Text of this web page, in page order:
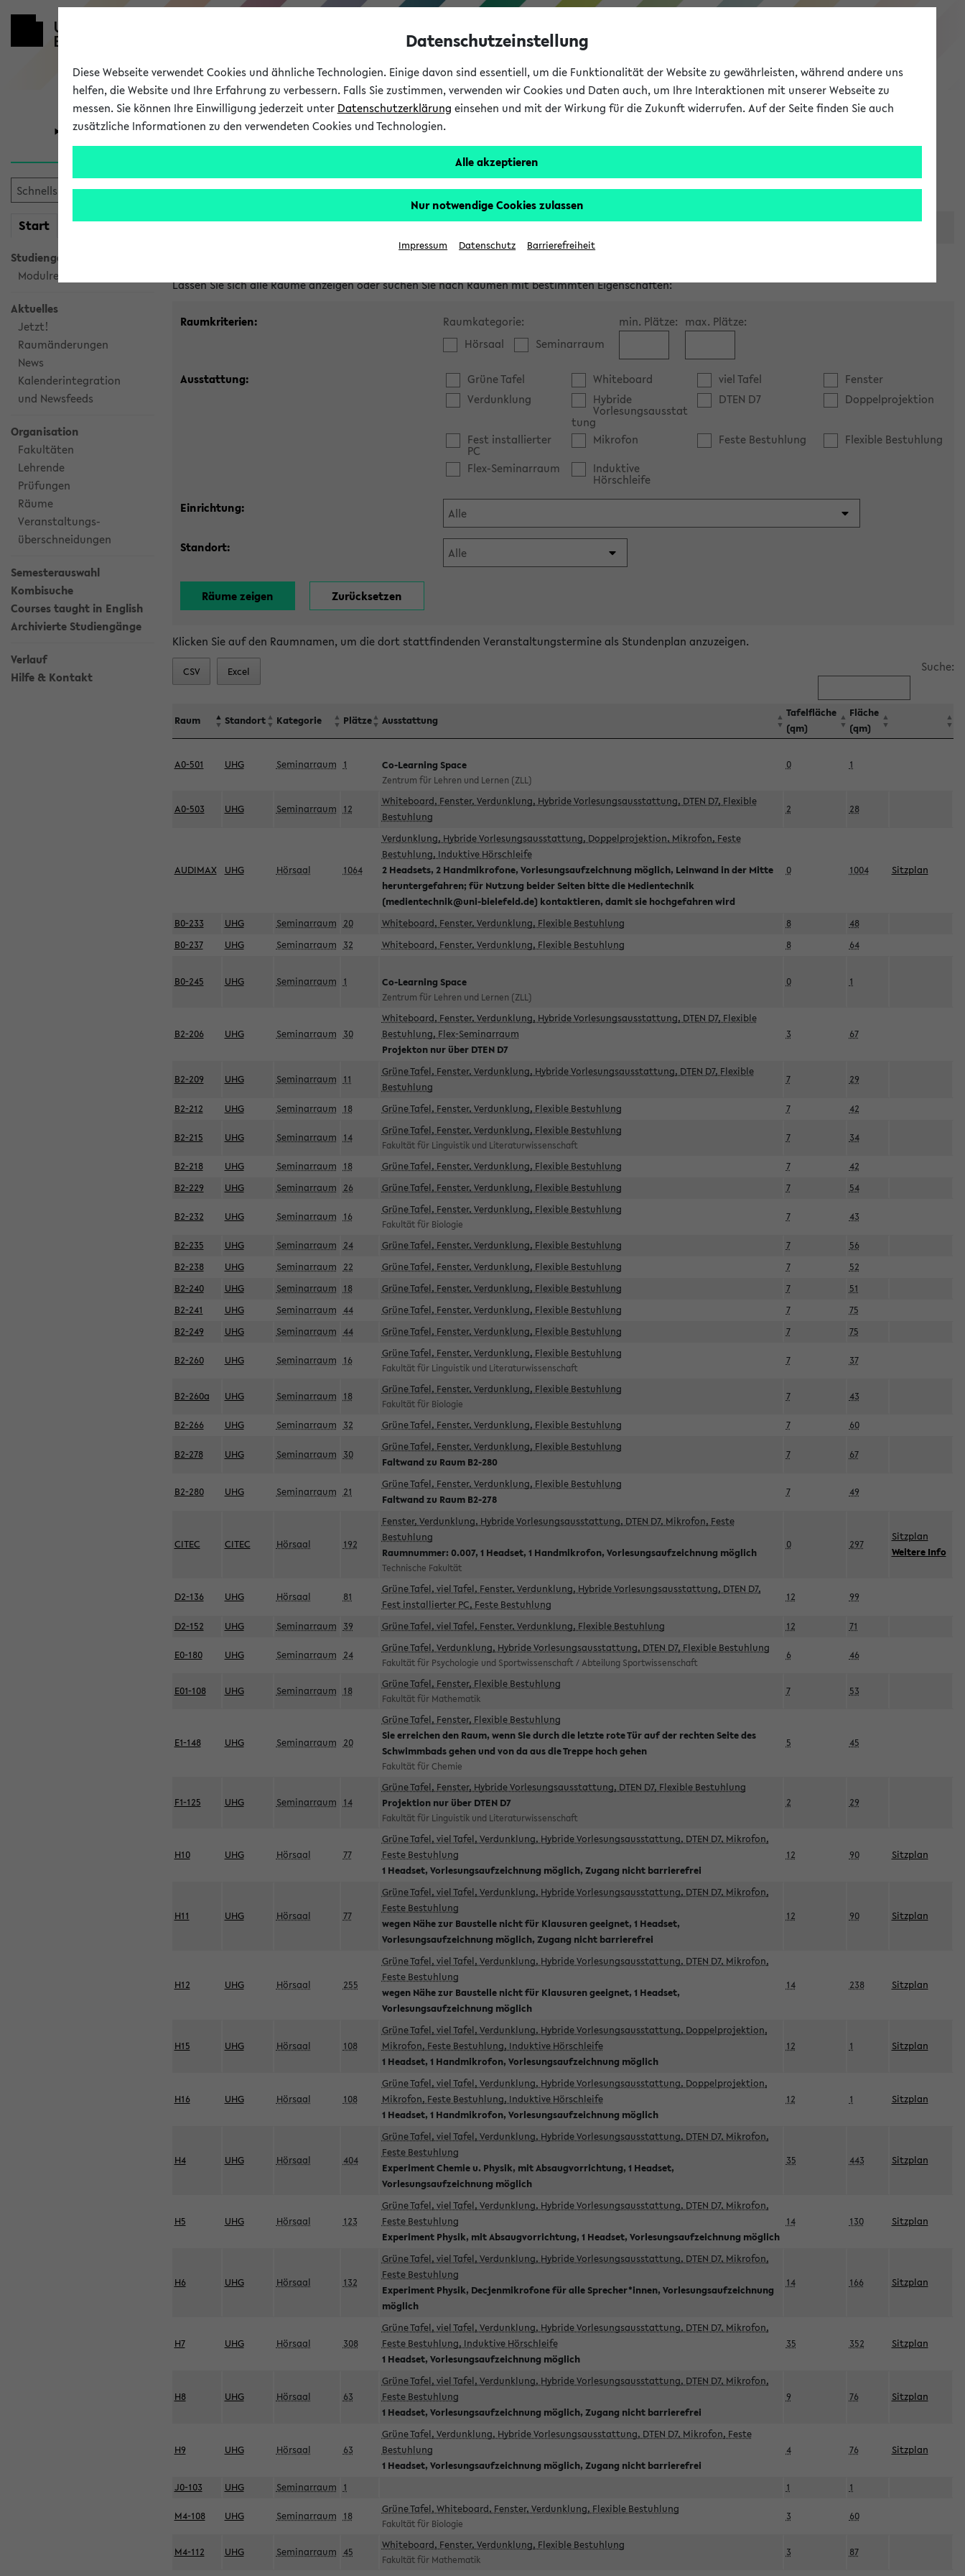
eKVV
Universität Forschung Studium
Start meineKVV
Studiengangsauswahl
Modulrecherche
Aktuelles
Jetzt!
Raumänderungen
News
Kalenderintegration
und Newsfeeds
Organisation
Fakultäten
Lehrende
Prüfungen
Räume
Veranstaltungs-
überschneidungen
Semesterauswahl
Kombisuche
Courses taught in English
Archivierte Studiengänge
Verlauf
Hilfe & Kontakt
Im eKVV verwaltete Räume
Lassen Sie sich alle Räume anzeigen oder suchen Sie nach Räumen mit bestimmten Eigenschaften:
Raumkriterien:
Raumkategorie:
Hörsaal
Seminarraum
min. Plätze: max. Plätze:
Ausstattung: Grüne Tafel Whiteboard viel Tafel
Fenster
Verdunklung
Hybride
Vorlesungsausstat
tung
DTEN D7 Doppelprojektion
Fest installierter
PC
Mikrofon Feste Bestuhlung
Flexible Bestuhlung
Flex-Seminarraum
Induktive
Hörschleife
Einrichtung:
Standort:
Klicken Sie auf den Raumnamen, um die dort stattfindenden Veranstaltungstermine als Stundenplan anzuzeigen.
CSV Excel Suche:
Raum Standort Kategorie Plätze Ausstattung
Tafelfläche
(qm)
Fläche
(qm)
A0-501 UHG Seminarraum 1 Co-Learning Space
Zentrum für Lehren und Lernen (ZLL)
0 1
A0-503 UHG Seminarraum 12
Whiteboard, Fenster, Verdunklung, Hybride Vorlesungsausstattung, DTEN D7, Flexible
Bestuhlung
2 28
AUDIMAX UHG Hörsaal 1064
Verdunklung, Hybride Vorlesungsausstattung, Doppelprojektion, Mikrofon, Feste
Bestuhlung, Induktive Hörschleife
2 Headsets, 2 Handmikrofone, Vorlesungsaufzeichnung möglich, Leinwand in der Mitte
heruntergefahren; für Nutzung beider Seiten bitte die Medientechnik
(medientechnik@uni-bielefeld.de) kontaktieren, damit sie hochgefahren wird
0 1004 Sitzplan
B0-233 UHG Seminarraum 20 Whiteboard, Fenster, Verdunklung, Flexible Bestuhlung 8
48
B0-237
UHG Seminarraum 32 Whiteboard, Fenster, Verdunklung, Flexible Bestuhlung 8 64
B0-245 UHG Seminarraum 1 Co-Learning Space
Zentrum für Lehren und Lernen (ZLL)
0 1
B2-206 UHG Seminarraum 30
Whiteboard, Fenster, Verdunklung, Hybride Vorlesungsausstattung, DTEN D7, Flexible
Bestuhlung, Flex-Seminarraum
Projekton nur über DTEN D7
3 67
B2-209 UHG Seminarraum 11
Grüne Tafel, Fenster, Verdunklung, Hybride Vorlesungsausstattung, DTEN D7, Flexible
Bestuhlung
7 29
B2-212 UHG Seminarraum 18 Grüne Tafel, Fenster, Verdunklung, Flexible Bestuhlung 7 42
B2-215 UHG Seminarraum 14
Grüne Tafel, Fenster, Verdunklung, Flexible Bestuhlung
Fakultät für Linguistik und Literaturwissenschaft
7 34
B2-218 UHG Seminarraum 18 Grüne Tafel, Fenster, Verdunklung, Flexible Bestuhlung 7
42
B2-229
UHG Seminarraum 26 Grüne Tafel, Fenster, Verdunklung, Flexible Bestuhlung 7 54
B2-232 UHG Seminarraum 16
Grüne Tafel, Fenster, Verdunklung, Flexible Bestuhlung
Fakultät für Biologie
7 43
B2-235 UHG Seminarraum 24 Grüne Tafel, Fenster, Verdunklung, Flexible Bestuhlung 7
56
B2-238
UHG Seminarraum 22 Grüne Tafel, Fenster, Verdunklung, Flexible Bestuhlung 7
52
B2-240
UHG Seminarraum 18 Grüne Tafel, Fenster, Verdunklung, Flexible Bestuhlung 7
51
B2-241
UHG Seminarraum 44 Grüne Tafel, Fenster, Verdunklung, Flexible Bestuhlung 7
75
B2-249
UHG Seminarraum 44 Grüne Tafel, Fenster, Verdunklung, Flexible Bestuhlung 7 75
B2-260 UHG Seminarraum 16
Grüne Tafel, Fenster, Verdunklung, Flexible Bestuhlung
Fakultät für Linguistik und Literaturwissenschaft
7 37
B2-260a UHG Seminarraum 18
Grüne Tafel, Fenster, Verdunklung, Flexible Bestuhlung
Fakultät für Biologie
7 43
B2-266 UHG Seminarraum 32 Grüne Tafel, Fenster, Verdunklung, Flexible Bestuhlung 7 60
B2-278 UHG Seminarraum 30
Grüne Tafel, Fenster, Verdunklung, Flexible Bestuhlung
Faltwand zu Raum B2-280
7 67
B2-280 UHG Seminarraum 21
Grüne Tafel, Fenster, Verdunklung, Flexible Bestuhlung
Faltwand zu Raum B2-278
7 49
CITEC CITEC Hörsaal 192
Fenster, Verdunklung, Hybride Vorlesungsausstattung, DTEN D7, Mikrofon, Feste
Bestuhlung
Raumnummer: 0.007, 1 Headset, 1 Handmikrofon, Vorlesungsaufzeichnung möglich
Technische Fakultät
0 297
Sitzplan
Weitere Info
D2-136 UHG Hörsaal 81
Grüne Tafel, viel Tafel, Fenster, Verdunklung, Hybride Vorlesungsausstattung, DTEN D7,
Fest installierter PC, Feste Bestuhlung
12 99
D2-152 UHG Seminarraum 39 Grüne Tafel, viel Tafel, Fenster, Verdunklung, Flexible Bestuhlung 12 71
E0-180 UHG Seminarraum 24
Grüne Tafel, Verdunklung, Hybride Vorlesungsausstattung, DTEN D7, Flexible Bestuhlung
Fakultät für Psychologie und Sportwissenschaft / Abteilung Sportwissenschaft
6 46
E01-108 UHG Seminarraum 18
Grüne Tafel, Fenster, Flexible Bestuhlung
Fakultät für Mathematik
7 53
E1-148 UHG Seminarraum 20
Grüne Tafel, Fenster, Flexible Bestuhlung
Sie erreichen den Raum, wenn Sie durch die letzte rote Tür auf der rechten Seite des
Schwimmbads gehen und von da aus die Treppe hoch gehen
Fakultät für Chemie
5 45
F1-125 UHG Seminarraum 14
Grüne Tafel, Fenster, Hybride Vorlesungsausstattung, DTEN D7, Flexible Bestuhlung
Projektion nur über DTEN D7
Fakultät für Linguistik und Literaturwissenschaft
2 29
H10 UHG Hörsaal 77
Grüne Tafel, viel Tafel, Verdunklung, Hybride Vorlesungsausstattung, DTEN D7, Mikrofon,
Feste Bestuhlung
1 Headset, Vorlesungsaufzeichnung möglich, Zugang nicht barrierefrei
12 90 Sitzplan
H11 UHG Hörsaal 77
Grüne Tafel, viel Tafel, Verdunklung, Hybride Vorlesungsausstattung, DTEN D7, Mikrofon,
Feste Bestuhlung
wegen Nähe zur Baustelle nicht für Klausuren geeignet, 1 Headset,
Vorlesungsaufzeichnung möglich, Zugang nicht barrierefrei
12 90 Sitzplan
H12 UHG Hörsaal 255
Grüne Tafel, viel Tafel, Verdunklung, Hybride Vorlesungsausstattung, DTEN D7, Mikrofon,
Feste Bestuhlung
wegen Nähe zur Baustelle nicht für Klausuren geeignet, 1 Headset,
Vorlesungsaufzeichnung möglich
14 238 Sitzplan
H15 UHG Hörsaal 108
Grüne Tafel, viel Tafel, Verdunklung, Hybride Vorlesungsausstattung, Doppelprojektion,
Mikrofon, Feste Bestuhlung, Induktive Hörschleife
1 Headset, 1 Handmikrofon, Vorlesungsaufzeichnung möglich
12 1 Sitzplan
H16 UHG Hörsaal 108
Grüne Tafel, viel Tafel, Verdunklung, Hybride Vorlesungsausstattung, Doppelprojektion,
Mikrofon, Feste Bestuhlung, Induktive Hörschleife
1 Headset, 1 Handmikrofon, Vorlesungsaufzeichnung möglich
12 1 Sitzplan
H4 UHG Hörsaal 404
Grüne Tafel, viel Tafel, Verdunklung, Hybride Vorlesungsausstattung, DTEN D7, Mikrofon,
Feste Bestuhlung
Experiment Chemie u. Physik, mit Absaugvorrichtung, 1 Headset,
Vorlesungsaufzeichnung möglich
35 443 Sitzplan
H5 UHG Hörsaal 123
Grüne Tafel, viel Tafel, Verdunklung, Hybride Vorlesungsausstattung, DTEN D7, Mikrofon,
Feste Bestuhlung
Experiment Physik, mit Absaugvorrichtung, 1 Headset, Vorlesungsaufzeichnung möglich
14 130 Sitzplan
H6 UHG Hörsaal 132
Grüne Tafel, viel Tafel, Verdunklung, Hybride Vorlesungsausstattung, DTEN D7, Mikrofon,
Feste Bestuhlung
Experiment Physik, Decjenmikrofone für alle Sprecher*innen, Vorlesungsaufzeichnung
möglich
14 166 Sitzplan
H7 UHG Hörsaal 308
Grüne Tafel, viel Tafel, Verdunklung, Hybride Vorlesungsausstattung, DTEN D7, Mikrofon,
Feste Bestuhlung, Induktive Hörschleife
1 Headset, Vorlesungsaufzeichnung möglich
35 352 Sitzplan
H8 UHG Hörsaal 63
Grüne Tafel, viel Tafel, Verdunklung, Hybride Vorlesungsausstattung, DTEN D7, Mikrofon,
Feste Bestuhlung
1 Headset, Vorlesungsaufzeichnung möglich, Zugang nicht barrierefrei
9 76 Sitzplan
H9 UHG Hörsaal 63
Grüne Tafel, Verdunklung, Hybride Vorlesungsausstattung, DTEN D7, Mikrofon, Feste
Bestuhlung
1 Headset, Vorlesungsaufzeichnung möglich, Zugang nicht barrierefrei
4 76 Sitzplan
J0-103 UHG Seminarraum 1 1 1
M4-108 UHG Seminarraum 18
Grüne Tafel, Whiteboard, Fenster, Verdunklung, Flexible Bestuhlung
Fakultät für Biologie
3 60
M4-112 UHG Seminarraum 45
Whiteboard, Fenster, Verdunklung, Flexible Bestuhlung
Fakultät für Mathematik
3 87
Datenschutzeinstellung
Diese Webseite verwendet Cookies und ähnliche Technologien. Einige davon sind essentiell, um die Funktionalität der Website zu gewährleisten, während andere uns
helfen, die Website und Ihre Erfahrung zu verbessern. Falls Sie zustimmen, verwenden wir Cookies und Daten auch, um Ihre Interaktionen mit unserer Webseite zu
messen. Sie können Ihre Einwilligung jederzeit unter Datenschutzerklärung einsehen und mit der Wirkung für die Zukunft widerrufen. Auf der Seite finden Sie auch
zusätzliche Informationen zu den verwendeten Cookies und Technologien.
Alle akzeptieren
Nur notwendige Cookies zulassen
Impressum Datenschutz Barrierefreiheit